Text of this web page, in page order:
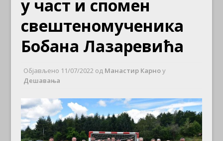
у част и спомен
свештеномученика
Бобана Лазаревића
Објављено 11/07/2022 од Манастир Карноу
Дешавања